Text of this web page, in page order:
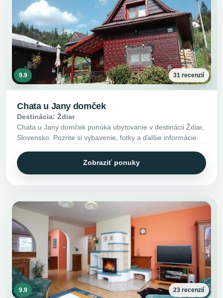
9.9 31 recenzií
Chata u Jany domček
Destinácia: Ždiar
Chata u Jany domček ponúka ubytovanie v destinácii Ždiar,
Slovensko. Pozrite si vybavenie, fotky a ďalšie informácie.
Zobraziť ponuky
9.9 23 recenzií